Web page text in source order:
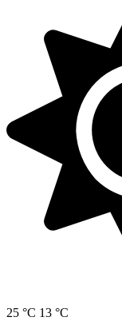
25 °C 13 °C